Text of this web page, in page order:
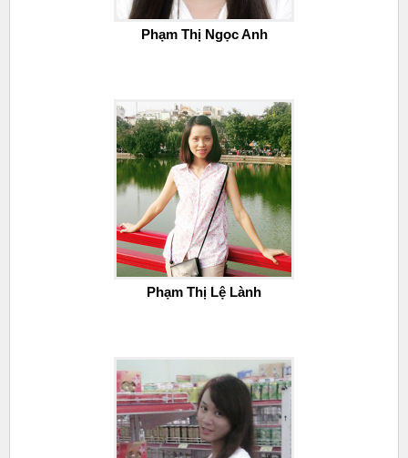
Phạm Thị Ngọc Anh
Phạm Thị Lệ Lành